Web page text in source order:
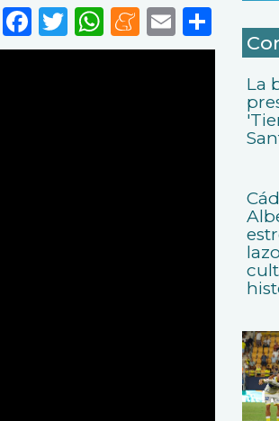
Facebook
Twitter
WhatsApp
Email
La